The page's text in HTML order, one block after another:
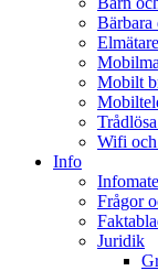
Bärbara
Elmätare
Mobilt
Wifi
Info
Frågor
Juridik